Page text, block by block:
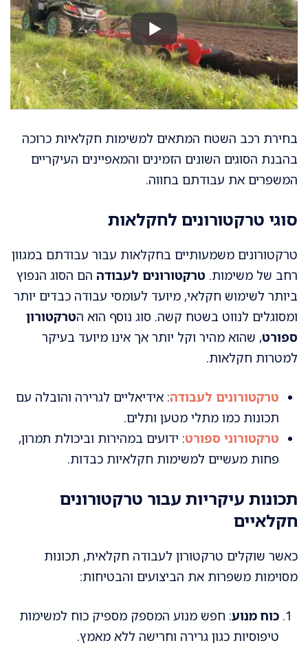
בחירת רכב השטח המתאים למשימות חקלאיות כרוכה
בהבנת הסוגים השונים הזמינים והמאפיינים העיקריים
המשפרים את עבודתם בחווה.
סוגי טרקטורונים לחקלאות
טרקטורונים משמעותיים בחקלאות עבור עבודתם במגוון
רחב של משימות. טרקטורונים לעבודה הם הסוג הנפוץ
ביותר לשימוש חקלאי, מיועד לעומסי עבודה כבדים יותר
ומסוגלים לנווט בשטח קשה. סוג נוסף הוא הטרקטורון
ספורט, שהוא מהיר וקל יותר אך אינו מיועד בעיקר
למטרות חקלאות.
טרקטורונים לעבודה: אידיאליים לגרירה והובלה עם
תכונות כמו מתלי מטען ותלים.
טרקטורוני ספורט: ידועים במהירות וביכולת תמרון,
פחות מעשיים למשימות חקלאיות כבדות.
תכונות עיקריות עבור טרקטורונים
חקלאיים
כאשר שוקלים טרקטורון לעבודה חקלאית, תכונות
מסוימות משפרות את הביצועים והבטיחות:
כוח מנוע: חפש מנוע המספק מספיק כוח למשימות
טיפוסיות כגון גרירה וחרישה ללא מאמץ.